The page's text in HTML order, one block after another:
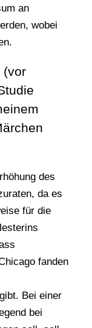
an
wobei
(vor
des
da es
für die
fanden
Bei einer
bei